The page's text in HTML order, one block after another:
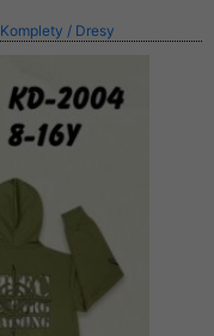
Komplety / Dresy